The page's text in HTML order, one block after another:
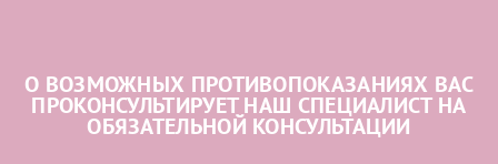
О ВОЗМОЖНЫХ ПРОТИВОПОКАЗАНИЯХ ВАС
ПРОКОНСУЛЬТИРУЕТ НАШ СПЕЦИАЛИСТ НА
ОБЯЗАТЕЛЬНОЙ КОНСУЛЬТАЦИИ